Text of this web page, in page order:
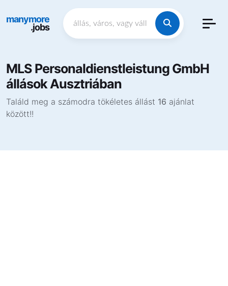
manymore
.jobs
MLS Personaldienstleistung GmbH
állások Ausztriában
Találd meg a számodra tökéletes állást 16 ajánlat
között!!